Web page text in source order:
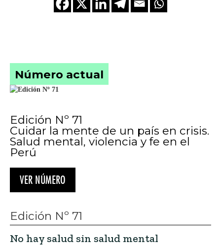
Número actual
Edición Nº 71
Cuidar la mente de un país en crisis.
Salud mental, violencia y fe en el
Perú
VER NÚMERO
Edición Nº 71
No hay salud sin salud mental